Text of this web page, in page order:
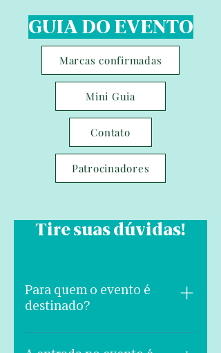
GUIA DO EVENTO
Marcas confirmadas
Mini Guia
Contato
Patrocinadores
Tire suas dúvidas!
Para quem o evento é
destinado?
O Showroom é voltado para